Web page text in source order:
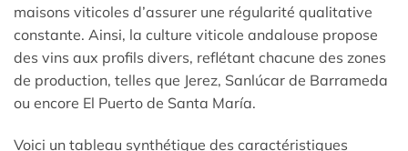
maisons viticoles d’assurer une régularité qualitative
constante. Ainsi, la culture viticole andalouse propose
des vins aux profils divers, reflétant chacune des zones
de production, telles que Jerez, Sanlúcar de Barrameda
ou encore El Puerto de Santa María.
Voici un tableau synthétique des caractéristiques